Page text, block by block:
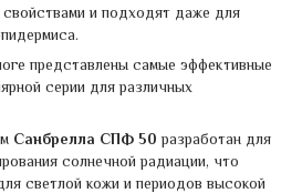
и подходят даже для
представлены самые эффективные
серии для различных
Санбрелла СПФ 50 разработан для
солнечной радиации, что
светлой кожи и периодов высокой